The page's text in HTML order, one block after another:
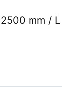
mm /